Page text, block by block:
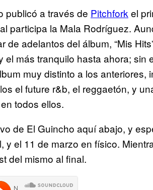
publicó a través de Pitchfork el
participa la Mala Rodríguez.
de adelantos del álbum, “Mis
el más tranquilo hasta ahora;
muy distinto a los
el future r&b, el reggaetón, y
todos ellos.
de El Guincho aquí abajo, y
y el 11 de marzo en físico.
del mismo al final.